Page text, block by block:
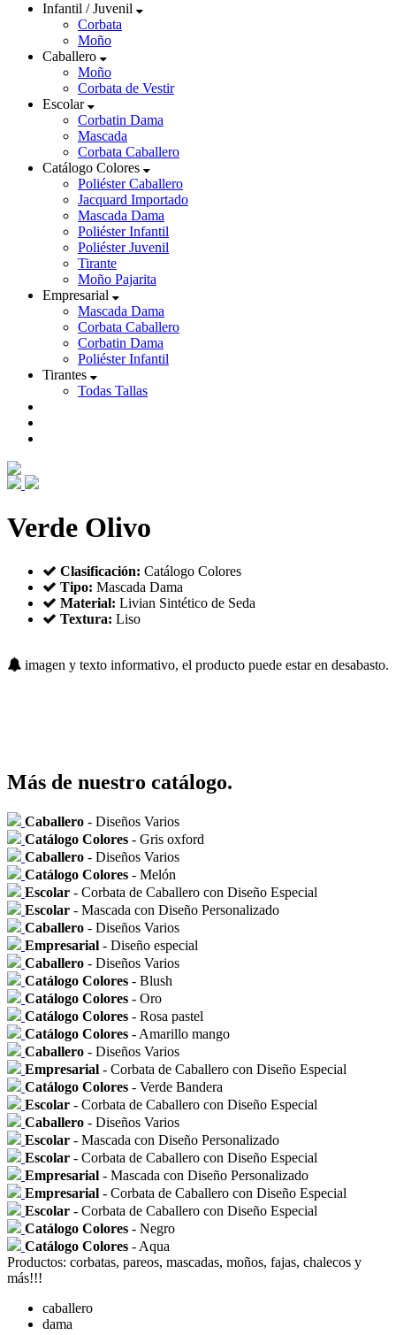
Infantil / Juvenil
Corbata
Moño
Caballero
Moño
Corbata de Vestir
Escolar
Corbatin Dama
Mascada
Corbata Caballero
Catálogo Colores
Poliéster Caballero
Jacquard Importado
Mascada Dama
Poliéster Infantil
Poliéster Juvenil
Tirante
Moño Pajarita
Empresarial
Mascada Dama
Corbata Caballero
Corbatin Dama
Poliéster Infantil
Tirantes
Todas Tallas
Verde Olivo
Clasificación: Catálogo Colores
Tipo: Mascada Dama
Material: Livian Sintético de Seda
Textura: Liso
imagen y texto informativo, el producto puede estar en desabasto.
Más de nuestro catálogo.
Caballero - Diseños Varios
Catálogo Colores - Gris oxford
Caballero - Diseños Varios
Catálogo Colores - Melón
Escolar - Corbata de Caballero con Diseño Especial
Escolar - Mascada con Diseño Personalizado
Caballero - Diseños Varios
Empresarial - Diseño especial
Caballero - Diseños Varios
Catálogo Colores - Blush
Catálogo Colores - Oro
Catálogo Colores - Rosa pastel
Catálogo Colores - Amarillo mango
Caballero - Diseños Varios
Empresarial - Corbata de Caballero con Diseño Especial
Catálogo Colores - Verde Bandera
Escolar - Corbata de Caballero con Diseño Especial
Caballero - Diseños Varios
Escolar - Mascada con Diseño Personalizado
Escolar - Corbata de Caballero con Diseño Especial
Empresarial - Mascada con Diseño Personalizado
Empresarial - Corbata de Caballero con Diseño Especial
Escolar - Corbata de Caballero con Diseño Especial
Catálogo Colores - Negro
Catálogo Colores - Aqua
Productos: corbatas, pareos, mascadas, moños, fajas, chalecos y
más!!!
caballero
dama